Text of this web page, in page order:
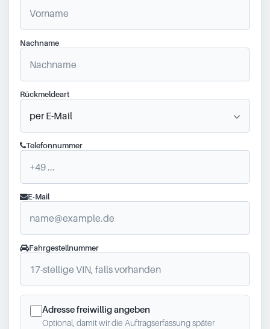
Nachname
Rückmeldeart
Telefonnummer
E-Mail
Fahrgestellnummer
Adresse freiwillig angeben
Optional, damit wir die Auftragserfassung später